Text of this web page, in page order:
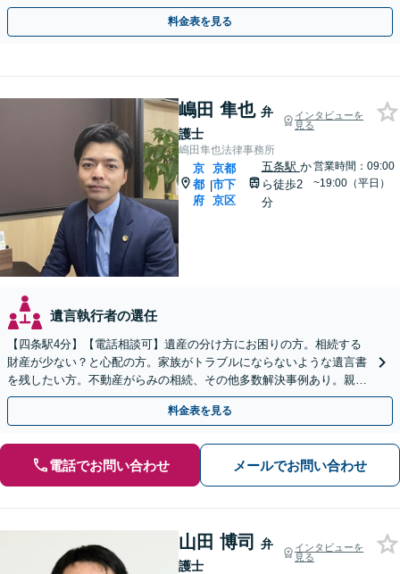
張相談も対応します【Web面談可】【初回相談無料】
料金表を見る
嶋田 隼也 弁
護士
インタビューを
見る
嶋田隼也法律事務所
京
都
府
|
京都
市下
京区
五条駅 か
ら徒歩2
分
営業時間：09:00
~19:00（平日）
遺言執行者の選任
【四条駅4分】【電話相談可】遺産の分け方にお困りの方。相続する
財産が少ない？と心配の方。家族がトラブルにならないような遺言書
を残したい方。不動産がらみの相続、その他多数解決事例あり。親身
に対応します【夜間・休日面談】【初回相談無料】
料金表を見る
電話でお問い合わせ メールでお問い合わせ
山田 博司
弁
護士
インタビューを
見る